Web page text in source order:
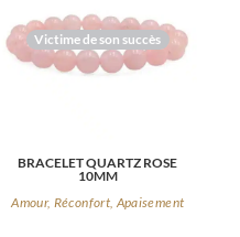
Victime de son succès
BRACELET QUARTZ ROSE
10MM
Amour, Réconfort, Apaisement